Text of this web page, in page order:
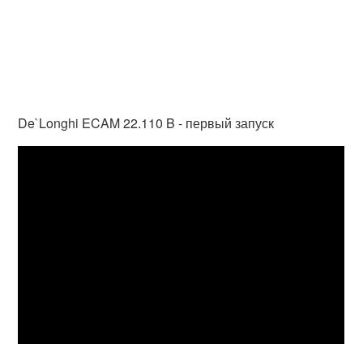
De`Longhi ECAM 22.110 B - первый запуск